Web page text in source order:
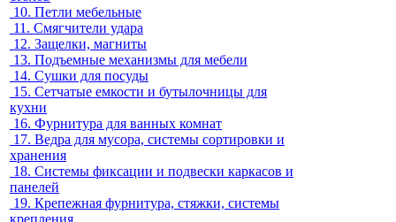
10. Петли мебельные
11. Смягчители удара
12. Защелки, магниты
13. Подъемные механизмы для мебели
14. Сушки для посуды
15. Сетчатые емкости и бутылочницы для
кухни
16. Фурнитура для ванных комнат
17. Ведра для мусора, системы сортировки и
хранения
18. Системы фиксации и подвески каркасов и
панелей
19. Крепежная фурнитура, стяжки, системы
крепления